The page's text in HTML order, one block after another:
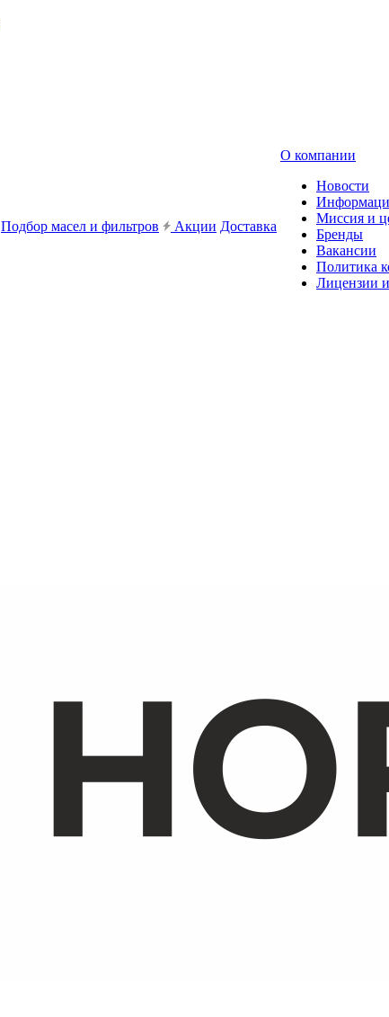
Подбор масел и фильтров Акции Доставка
О компании
Новости
Миссия и
Бренды
Вакансии
Политика
Лицензии